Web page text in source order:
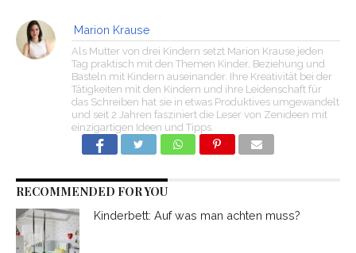
Marion Krause
Als Mutter von drei Kindern setzt Marion Krause jeden
Tag praktisch mit den Themen Kinder, Beziehung und
Basteln mit Kindern auseinander. Ihre Kreativität bei der
Tätigkeiten mit den Kindern und ihre Leidenschaft für
das Schreiben hat sie in etwas Produktives umgewandelt
und seit 2 Jahren fasziniert die Leser von Zenideen mit
einzigartigen Ideen und Tipps.
RECOMMENDED FOR YOU
Kinderbett: Auf was man achten muss?